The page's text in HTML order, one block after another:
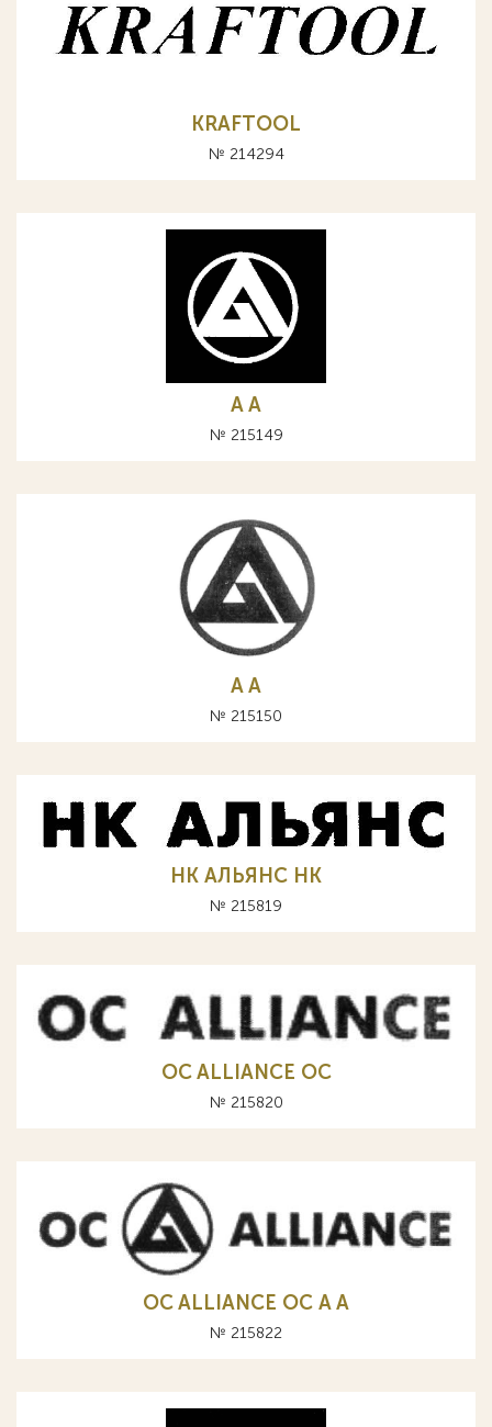
KRAFTOOL
№ 214294
A А
№ 215149
A А
№ 215150
НК АЛЬЯНС HK
№ 215819
OC ALLIANCE ОС
№ 215820
OC ALLIANCE ОС A А
№ 215822